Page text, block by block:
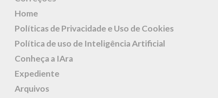
Home
Políticas de Privacidade e Uso de Cookies
Política de uso de Inteligência Artificial
Conheça a IAra
Expediente
Arquivos